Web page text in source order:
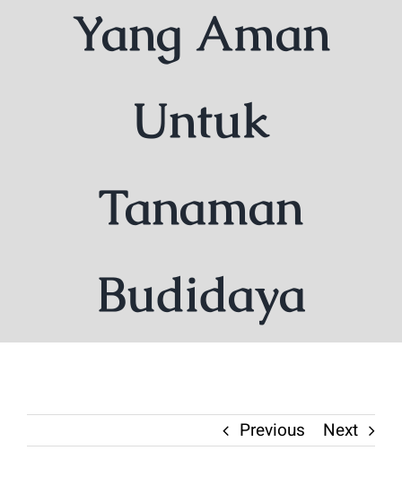
Yang Aman
Untuk
Tanaman
Budidaya
Previous Next